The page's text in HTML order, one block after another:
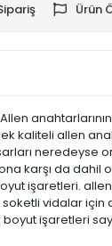
Ürün
kaliteli allen
neredeyse
karşı da dahil
işaretleri.
vidalar için
işaretleri